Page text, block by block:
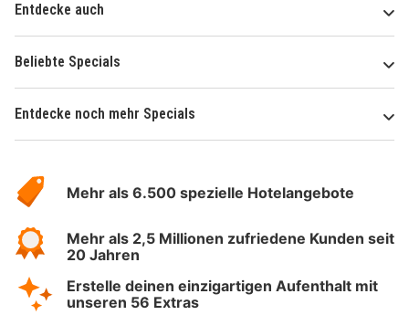
Entdecke auch
Beliebte Specials
Entdecke noch mehr Specials
Hotelspecials
Mehr als 6.500 spezielle Hotelangebote
Mehr als 2,5 Millionen zufriedene Kunden seit
20 Jahren
Erstelle deinen einzigartigen Aufenthalt mit
unseren 56 Extras